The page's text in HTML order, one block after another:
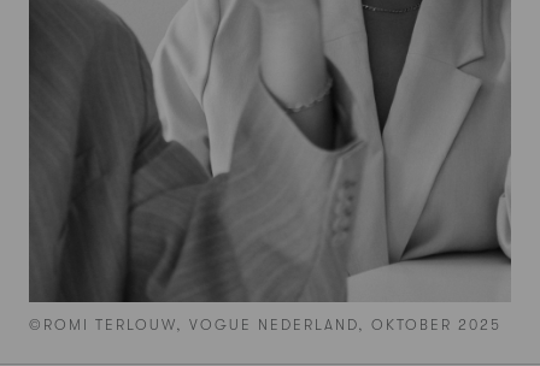
©ROMI TERLOUW, VOGUE NEDERLAND, OKTOBER 2025